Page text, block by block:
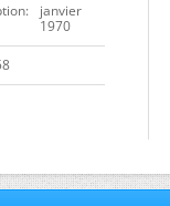
janvier
1970